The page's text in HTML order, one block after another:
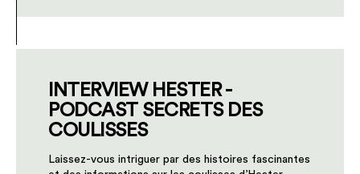
INTERVIEW HESTER -
PODCAST SECRETS DES
COULISSES
Laissez-vous intriguer par des histoires fascinantes